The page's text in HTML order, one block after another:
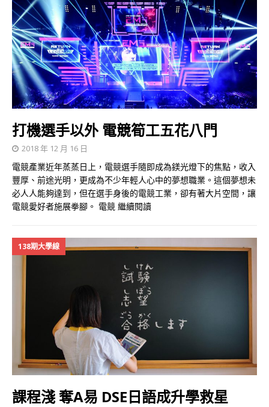
打機選手以外 電競筍工五花八門
2018 年 12 月 16 日
電競產業近年蒸蒸日上，電競選手隨即成為鎂光燈下的焦點，收入
豐厚、前途光明，更成為不少年輕人心中的夢想職業。這個夢想未
必人人能夠達到，但在選手身後的電競工業，卻有著大片空間，讓
電競愛好者施展拳腳。 電競 繼續閱讀
138期大學線
課程淺 奪A易 DSE日語成升學救星